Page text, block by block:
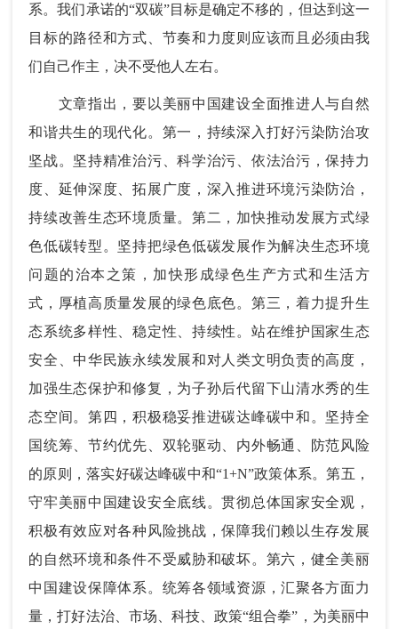
系。我们承诺的“双碳”目标是确定不移的，但达到这一
目标的路径和方式、节奏和力度则应该而且必须由我
们自己作主，决不受他人左右。
文章指出，要以美丽中国建设全面推进人与自然
和谐共生的现代化。第一，持续深入打好污染防治攻
坚战。坚持精准治污、科学治污、依法治污，保持力
度、延伸深度、拓展广度，深入推进环境污染防治，
持续改善生态环境质量。第二，加快推动发展方式绿
色低碳转型。坚持把绿色低碳发展作为解决生态环境
问题的治本之策，加快形成绿色生产方式和生活方
式，厚植高质量发展的绿色底色。第三，着力提升生
态系统多样性、稳定性、持续性。站在维护国家生态
安全、中华民族永续发展和对人类文明负责的高度，
加强生态保护和修复，为子孙后代留下山清水秀的生
态空间。第四，积极稳妥推进碳达峰碳中和。坚持全
国统筹、节约优先、双轮驱动、内外畅通、防范风险
的原则，落实好碳达峰碳中和“1+N”政策体系。第五，
守牢美丽中国建设安全底线。贯彻总体国家安全观，
积极有效应对各种风险挑战，保障我们赖以生存发展
的自然环境和条件不受威胁和破坏。第六，健全美丽
中国建设保障体系。统筹各领域资源，汇聚各方面力
量，打好法治、市场、科技、政策“组合拳”，为美丽中